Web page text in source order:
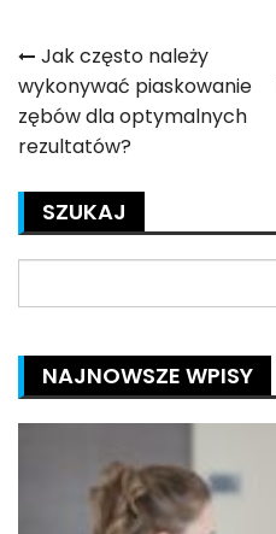
Nawigacja
wpisu
Jak często należy
wykonywać piaskowanie
zębów dla optymalnych
rezultatów?
SZUKAJ
for:
NAJNOWSZE WPISY